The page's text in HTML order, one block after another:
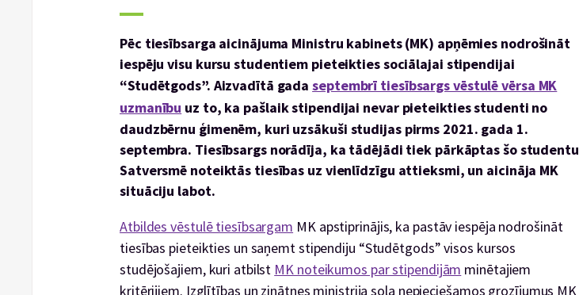
Pēc tiesībsarga aicinājuma Ministru kabinets (MK) apņēmies nodrošināt
iespēju visu kursu studentiem pieteikties sociālajai stipendijai
“Studētgods”. Aizvadītā gadaseptembrī tiesībsargs vēstulē vērsa MK
uzmanību uz to, ka pašlaik stipendijai nevar pieteikties studenti no
daudzbērnu ģimenēm, kuri uzsākuši studijas pirms 2021. gada 1.
septembra. Tiesībsargs norādīja, ka tādējādi tiek pārkāptas šo studentu
Satversmē noteiktās tiesības uz vienlīdzīgu attieksmi, un aicināja MK
situāciju labot.
Atbildes vēstulē tiesībsargam MK apstiprinājis, ka pastāv iespēja nodrošināt
tiesības pieteikties un saņemt stipendiju “Studētgods” visos kursos
studējošajiem, kuri atbilst MK noteikumos par stipendijām minētajiem
kritērijiem. Izglītības un zinātnes ministrija sola nepieciešamos grozījumus MK